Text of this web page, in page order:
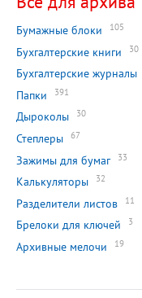
Бумажные блоки 105
Бухгалтерские книги 30
Бухгалтерские журналы
Папки 391
Дыроколы 30
Степлеры 67
Зажимы для бумаг 33
Калькуляторы 32
Разделители листов 11
Брелоки для ключей 3
Архивные мелочи 19